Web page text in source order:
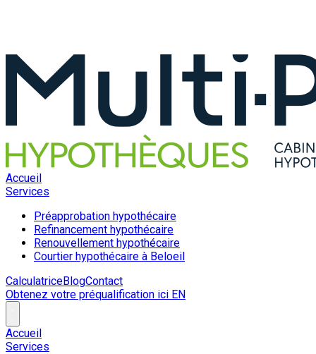
Accueil
Services
Préapprobation hypothécaire
Refinancement hypothécaire
Renouvellement hypothécaire
Courtier hypothécaire à Beloeil
CalculatriceBlogContact
Obtenez votre préqualification ici EN
Accueil
Services